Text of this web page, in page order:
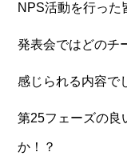
NPS活動を行った
発表会ではどのチ
感じられる内容で
第25フェーズの良
か！？